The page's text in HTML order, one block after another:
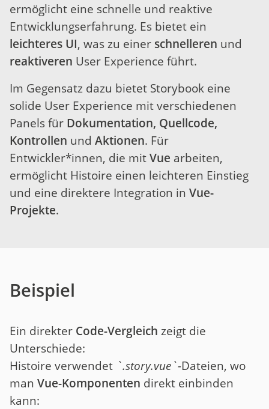
ermöglicht eine schnelle und reaktive
Entwicklungserfahrung. Es bietet ein
leichteres UI, was zu einer schnelleren und
reaktiveren User Experience führt.
Im Gegensatz dazu bietet Storybook eine
solide User Experience mit verschiedenen
Panels für Dokumentation, Quellcode,
Kontrollen und Aktionen. Für
Entwickler*innen, die mitVue arbeiten,
ermöglicht Histoire einen leichteren Einstieg
und eine direktere Integration in Vue-
Projekte.
Beispiel
Ein direkter Code-Vergleich zeigt die
Unterschiede:
Histoire verwendet `.story.vue`-Dateien, wo
man Vue-Komponenten direkt einbinden
kann: